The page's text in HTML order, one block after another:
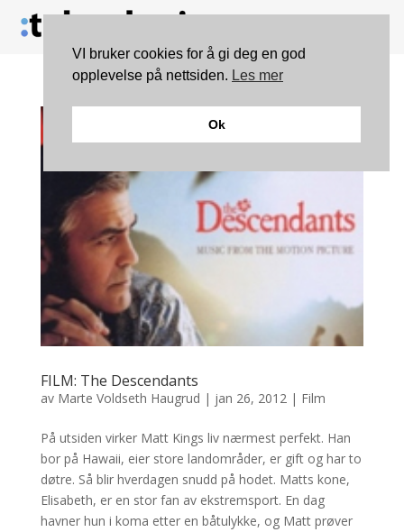
FILM: The Descendants
av Marte Voldseth Haugrud | jan 26, 2012| Film
På utsiden virker Matt Kings liv nærmest perfekt. Han
bor på Hawaii, eier store landområder, er gift og har to
døtre. Så blir hverdagen snudd på hodet. Matts kone,
Elisabeth, er en stor fan av ekstremsport. En dag
havner hun i koma etter en båtulykke, og Matt prøver
VI bruker cookies for å gi deg en god
opplevelse på nettsiden. Les mer
Ok